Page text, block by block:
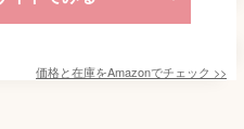
価格と在庫をAmazonでチェック >>